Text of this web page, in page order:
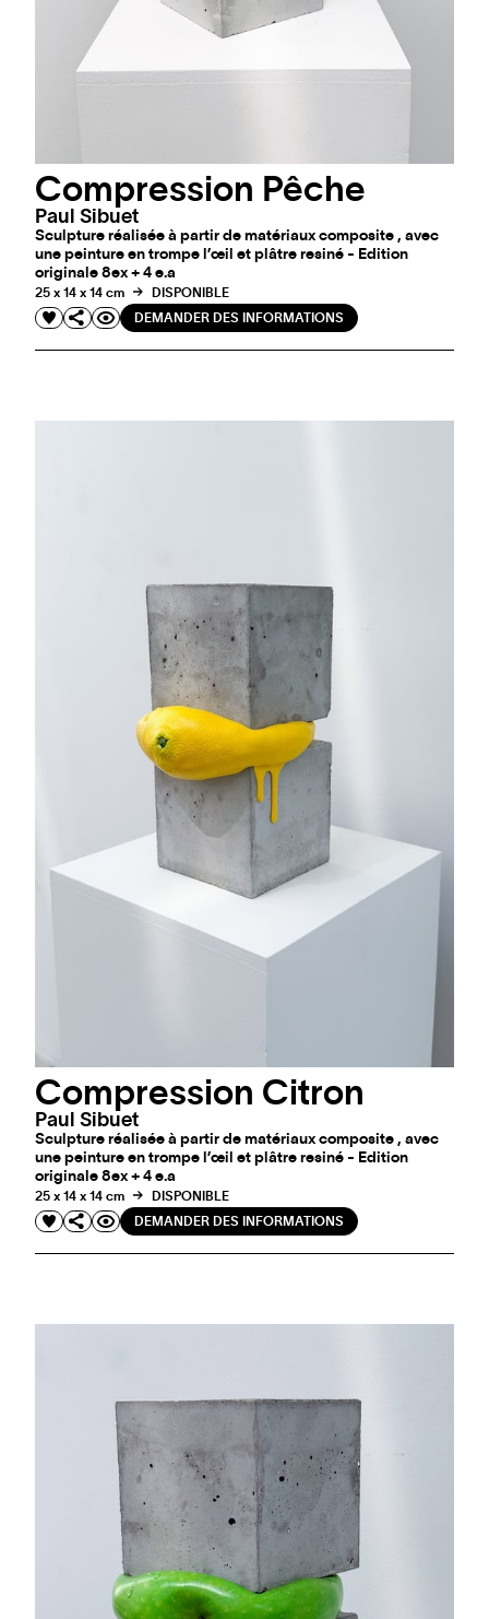
Compression Pêche
Paul Sibuet
Sculpture réalisée à partir de matériaux composite , avec
une peinture en trompe l’œil et plâtre resiné - Edition
originale 8ex + 4 e.a
25 x 14 x 14 cm
DISPONIBLE
DEMANDER DES INFORMATIONS
Compression Citron
Paul Sibuet
Sculpture réalisée à partir de matériaux composite , avec
une peinture en trompe l’œil et plâtre resiné - Edition
originale 8ex + 4 e.a
25 x 14 x 14 cm
DISPONIBLE
DEMANDER DES INFORMATIONS